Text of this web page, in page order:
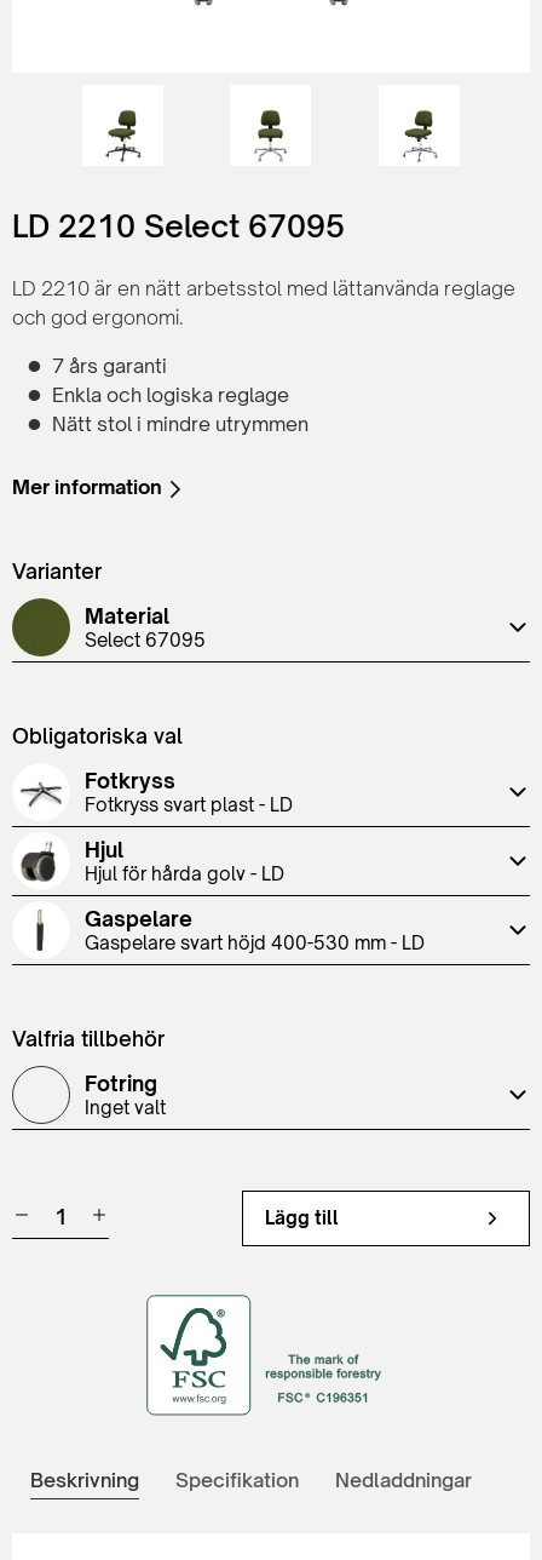
LD 2210 Select 67095
LD 2210 är en nätt arbetsstol med lättanvända reglage
och god ergonomi.
7 års garanti
Enkla och logiska reglage
Nätt stol i mindre utrymmen
Mer information
Varianter
Material
Select 67095
Obligatoriska val
Fotkryss
Fotkryss svart plast - LD
Hjul
Hjul för hårda golv - LD
Gaspelare
Gaspelare svart höjd 400-530 mm - LD
Valfria tillbehör
Fotring
Inget valt
Lägg till
Beskrivning Specifikation Nedladdningar